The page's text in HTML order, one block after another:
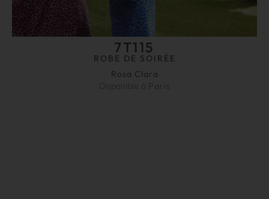
7T115
ROBE DE SOIRÉE
Rosa Clara
Disponible à Paris